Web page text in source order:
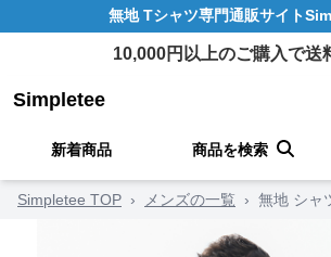
無地 Tシャツ専門通販サイト
10,000円以上のご購入で送
Simpletee
新着商品 商品を検索
Simpletee TOP › メンズの一覧 › 無地 シャ